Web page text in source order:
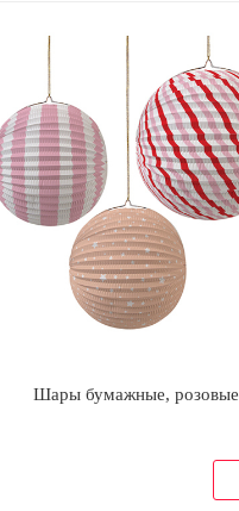
Шары бумажные, розовые